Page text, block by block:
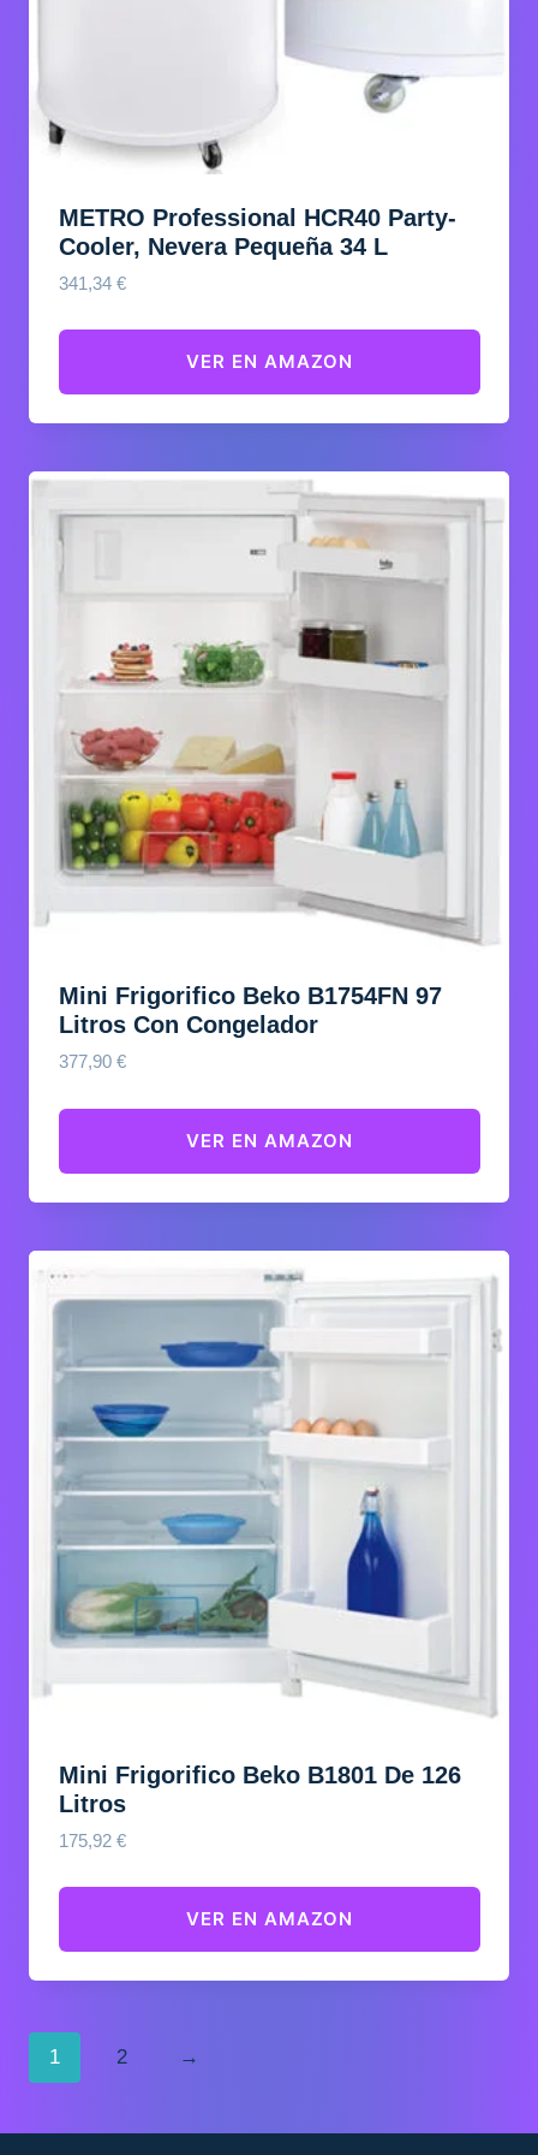
METRO Professional HCR40 Party-
Cooler, Nevera Pequeña 34 L
341,34 €
VER EN AMAZON
Mini Frigorifico Beko B1754FN 97
Litros Con Congelador
377,90 €
VER EN AMAZON
Mini Frigorifico Beko B1801 De 126
Litros
175,92 €
VER EN AMAZON
1 2 →